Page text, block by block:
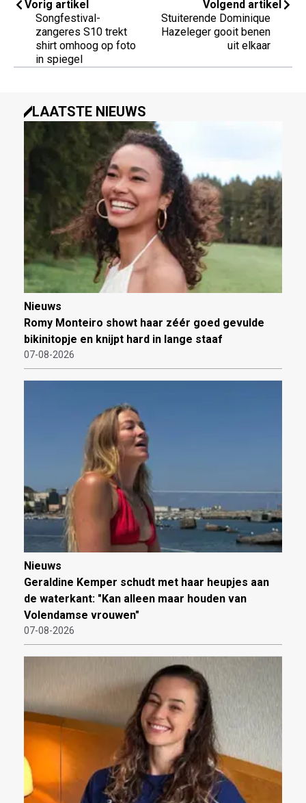
Vorig artikel
Songfestival-
zangeres S10 trekt
shirt omhoog op foto
in spiegel
Volgend artikel
Stuiterende Dominique
Hazeleger gooit benen
uit elkaar
LAATSTE NIEUWS
Nieuws
Romy Monteiro showt haar zéér goed gevulde
bikinitopje en knijpt hard in lange staaf
07-08-2026
Nieuws
Geraldine Kemper schudt met haar heupjes aan
de waterkant: "Kan alleen maar houden van
Volendamse vrouwen"
07-08-2026